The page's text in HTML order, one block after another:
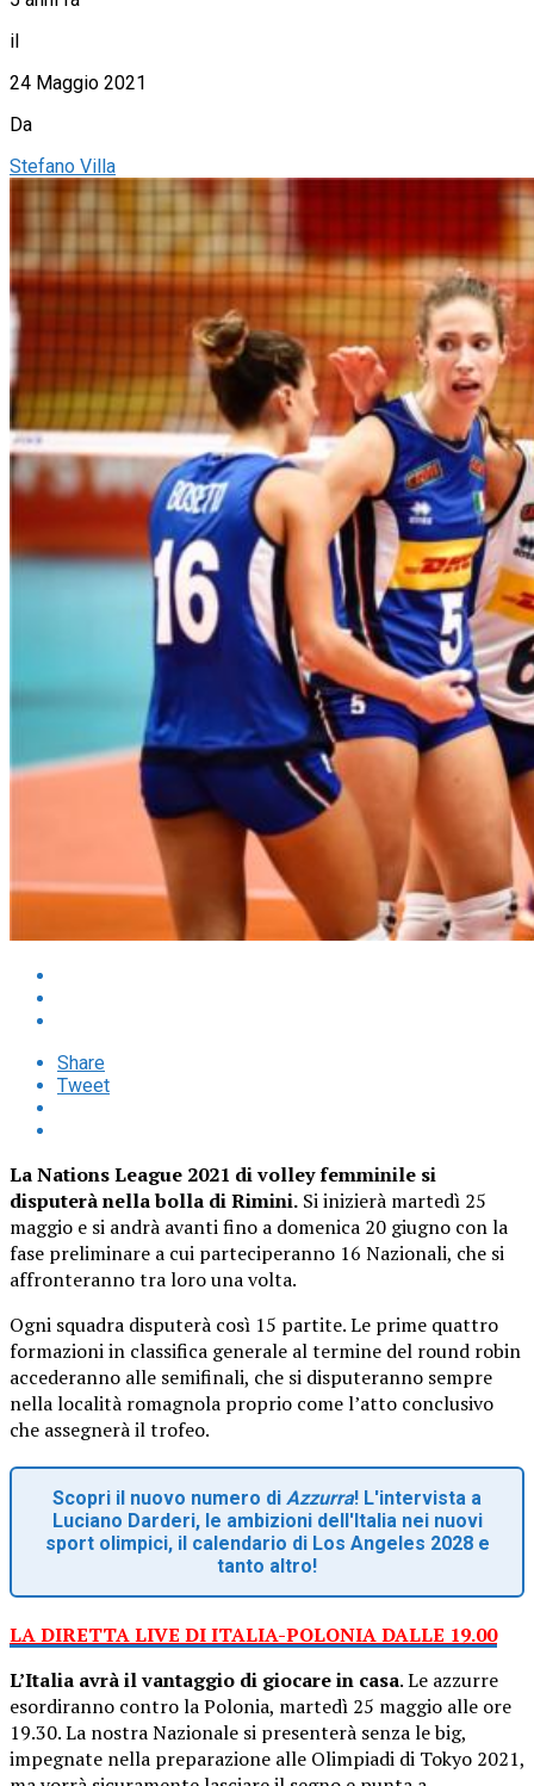
il
24 Maggio 2021
Da
Stefano Villa
Share
Tweet
La Nations League 2021 di volley femminile si
disputerà nella bolla di Rimini. Si inizierà martedì 25
maggio e si andrà avanti fino a domenica 20 giugno con la
fase preliminare a cui parteciperanno 16 Nazionali, che si
affronteranno tra loro una volta.
Ogni squadra disputerà così 15 partite. Le prime quattro
formazioni in classifica generale al termine del round robin
accederanno alle semifinali, che si disputeranno sempre
nella località romagnola proprio come l’atto conclusivo
che assegnerà il trofeo.
Scopri il nuovo numero di Azzurra! L'intervista a
Luciano Darderi, le ambizioni dell'Italia nei nuovi
sport olimpici, il calendario di Los Angeles 2028 e
tanto altro!
LA DIRETTA LIVE DI ITALIA-POLONIA DALLE 19.00
L’Italia avrà il vantaggio di giocare in casa. Le azzurre
esordiranno contro la Polonia, martedì 25 maggio alle ore
19.30. La nostra Nazionale si presenterà senza le big,
impegnate nella preparazione alle Olimpiadi di Tokyo 2021,